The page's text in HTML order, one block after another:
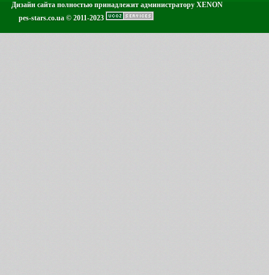
Дизайн сайта полностью принадлежит администратору XENON
pes-stars.co.ua © 2011-2023